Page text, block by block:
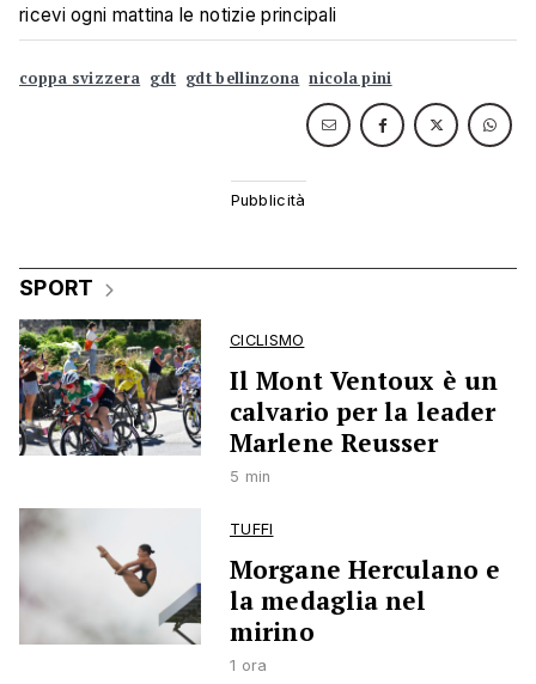
ricevi ogni mattina le notizie principali
coppa svizzera gdt gdt bellinzona nicola pini
SPORT
CICLISMO
Il Mont Ventoux è un
calvario per la leader
Marlene Reusser
5 min
TUFFI
Morgane Herculano e
la medaglia nel
mirino
1 ora